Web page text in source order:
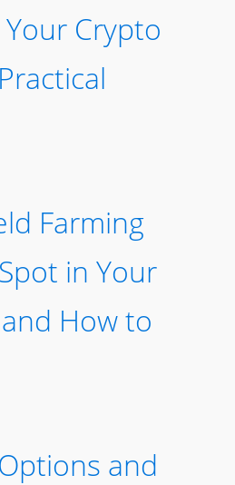
Crypto
Farming
in Your
How to
and